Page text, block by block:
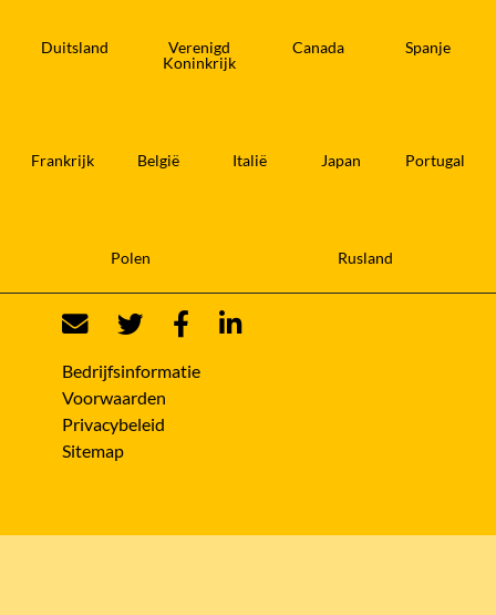
Duitsland
Verenigd
Koninkrijk
Canada Spanje
Frankrijk België Italië Japan Portugal
Polen Rusland
Bedrijfsinformatie
Voorwaarden
Privacybeleid
Sitemap